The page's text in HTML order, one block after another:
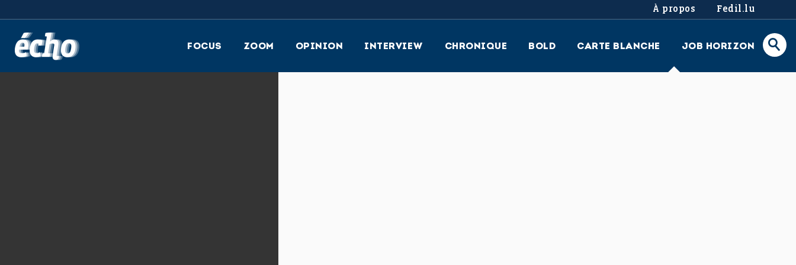
À propos Fedil.lu
FOCUS ZOOM OPINION INTERVIEW CHRONIQUE BOLD CARTE BLANCHE JOB HORIZON